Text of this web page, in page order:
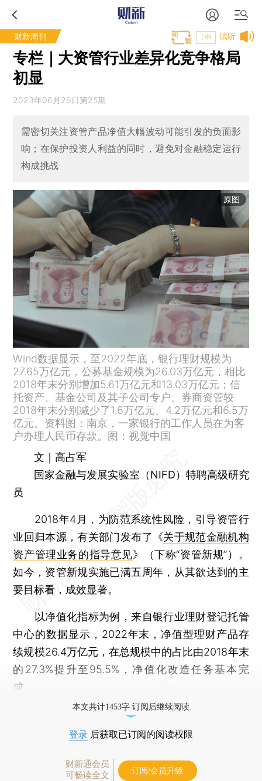
财新周刊 试听
T中
专栏｜大资管行业差异化竞争格局
初显
2023年06月26日第25期
需密切关注资管产品净值大幅波动可能引发的负面影
响；在保护投资人利益的同时，避免对金融稳定运行
构成挑战
原图
Wind数据显示，至2022年底，银行理财规模为
27.65万亿元，公募基金规模为26.03万亿元，相比
2018年末分别增加5.61万亿元和13.03万亿元；信
托资产、基金公司及其子公司专户、券商资管较
2018年末分别减少了1.6万亿元、4.2万亿元和6.5万
亿元。资料图：南京，一家银行的工作人员在为客
户办理人民币存款。图：视觉中国
文｜高占军
国家金融与发展实验室（NIFD）特聘高级研究
员
2018年4月，为防范系统性风险，引导资管行
业回归本源，有关部门发布了《关于规范金融机构
资产管理业务的指导意见》（下称“资管新规”）。
如今，资管新规实施已满五周年，从其欲达到的主
要目标看，成效显著。
以净值化指标为例，来自银行业理财登记托管
中心的数据显示，2022年末，净值型理财产品存
续规模26.4万亿元，在总规模中的占比由2018年末
的27.3%提升至95.5%，净值化改造任务基本完
成。
本文共计1453字 订阅后继续阅读
登录 后获取已订阅的阅读权限
财新通会员
可畅读全文
订阅/会员升级